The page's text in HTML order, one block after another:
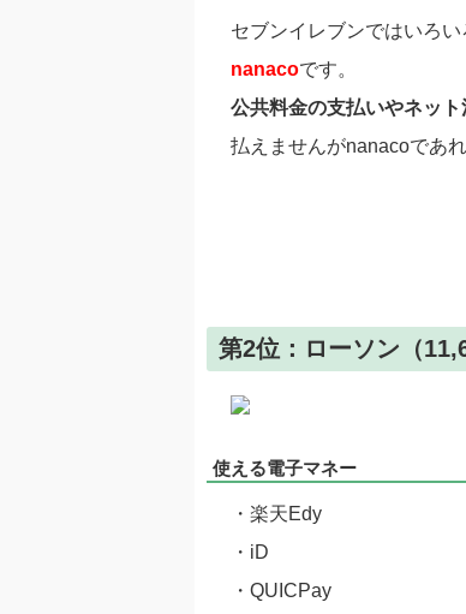
セブンイレブンではいろ
nanacoです。
公共料金の支払いやネッ
払えませんがnanacoであ
第2位：ローソン（
使える電子マネー
・楽天Edy
・iD
・QUICPay